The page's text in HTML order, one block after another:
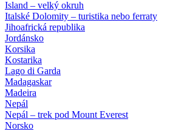
Island – velký okruh
Italské Dolomity – turistika nebo ferraty
Jihoafrická republika
Jordánsko
Korsika
Kostarika
Lago di Garda
Madagaskar
Madeira
Nepál
Nepál – trek pod Mount Everest
Norsko